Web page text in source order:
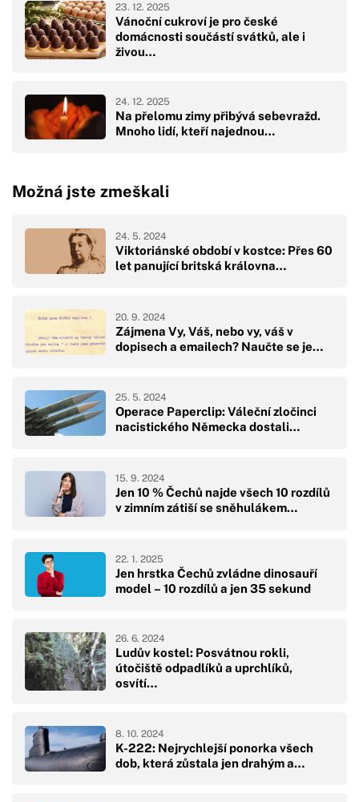
Vánoční cukroví je pro české
domácnosti součástí svátků, ale i
živou…
23. 12. 2025
Na přelomu zimy přibývá sebevražd.
Mnoho lidí, kteří najednou…
24. 12. 2025
Možná jste zmeškali
Viktoriánské období v kostce: Přes 60
let panující britská královna…
24. 5. 2024
Zájmena Vy, Váš, nebo vy, váš v
dopisech a emailech? Naučte se je…
20. 9. 2024
Operace Paperclip: Váleční zločinci
nacistického Německa dostali…
25. 5. 2024
Jen 10 % Čechů najde všech 10 rozdílů
v zimním zátiší se sněhulákem…
15. 9. 2024
Jen hrstka Čechů zvládne dinosauří
model – 10 rozdílů a jen 35 sekund
22. 1. 2025
Ludův kostel: Posvátnou rokli,
útočiště odpadlíků a uprchlíků,
osvítí…
26. 6. 2024
K-222: Nejrychlejší ponorka všech
dob, která zůstala jen drahým a…
8. 10. 2024